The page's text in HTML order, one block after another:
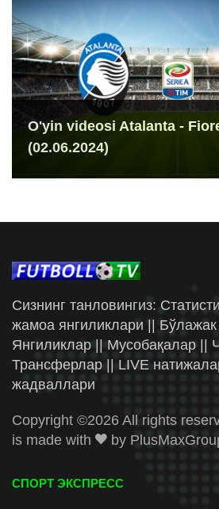
O'yin videosi Atalanta -
(02.06.2024)
Сизнинг танловингиз:
жамоа янгиликлари ||
Янгиликлар || Мусобақалар ||
Трансферлар || LIVE
жадваллари
Copyright ©2026 All rights
is made with
by
СПОРТ ЭКСПРЕСС